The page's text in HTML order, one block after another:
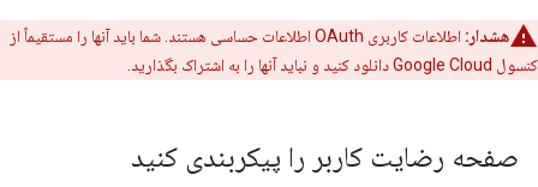
هشدار:
اطلاعات کاربری OAuth اطلاعات حساسی هستند. شما باید آنها را مستقیماً از
کنسول Google Cloud دانلود کنید و نباید آنها را به اشتراک بگذارید.
صفحه رضایت کاربر را پیکربندی کنید